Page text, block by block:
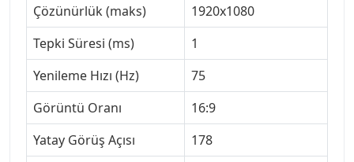
Çözünürlük (maks)
1920x1080
Tepki Süresi (ms)
1
Yenileme Hızı (Hz)
75
Görüntü Oranı
16:9
Yatay Görüş Açısı
178